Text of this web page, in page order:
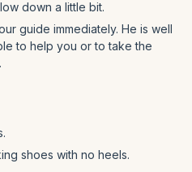
down a little bit.
guide immediately. He is well
to help you or to take the
shoes with no heels.